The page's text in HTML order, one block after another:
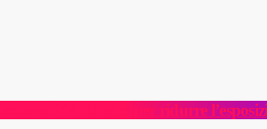
“Al lavoro per ridurre